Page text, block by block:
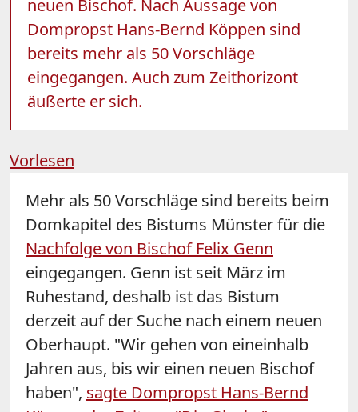
neuen Bischof. Nach Aussage von
Dompropst Hans-Bernd Köppen sind
bereits mehr als 50 Vorschläge
eingegangen. Auch zum Zeithorizont
äußerte er sich.
Vorlesen
Mehr als 50 Vorschläge sind bereits beim
Domkapitel des Bistums Münster für die
Nachfolge von Bischof Felix Genn
eingegangen. Genn ist seit März im
Ruhestand, deshalb ist das Bistum
derzeit auf der Suche nach einem neuen
Oberhaupt. "Wir gehen von eineinhalb
Jahren aus, bis wir einen neuen Bischof
haben", sagte Dompropst Hans-Bernd